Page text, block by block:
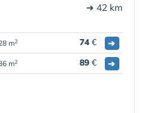
➔ 42 km
m2 74€
➔
m2 89 € ➔